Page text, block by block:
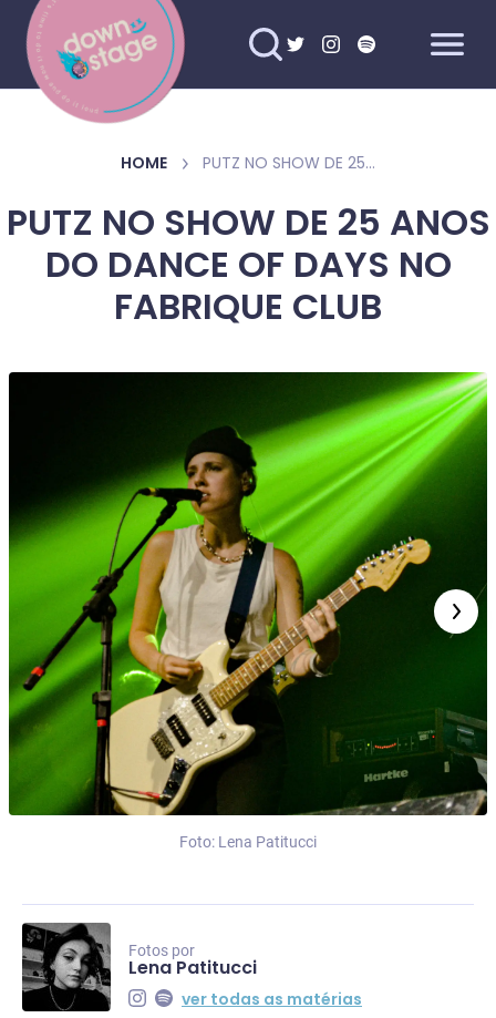
HOME PUTZ NO SHOW DE 25 ANOS DO DANCE OF DAYS NO FABRIQUE CLUB
PUTZ NO SHOW DE 25 ANOS
DO DANCE OF DAYS NO
FABRIQUE CLUB
Foto: Lena Patitucci
Fotos por
Lena Patitucci
ver todas as matérias